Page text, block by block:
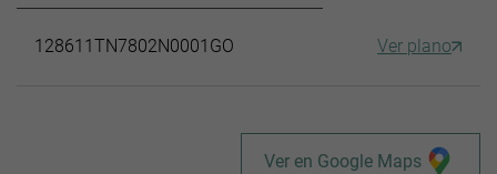
128611TN7802N0001GO Ver plano
Ver en Google Maps